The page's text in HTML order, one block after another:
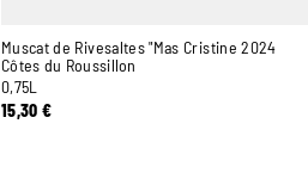
Muscat de Rivesaltes "Mas Cristine 2024
Côtes du Roussillon
0,75L
15,30€